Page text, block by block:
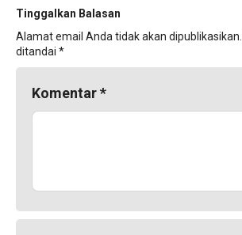
Tinggalkan Balasan
Alamat email Anda tidak akan dipublikasikan.
ditandai *
Komentar*